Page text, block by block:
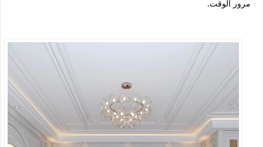
مرور الوقت.